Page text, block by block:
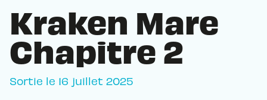
Kraken Mare
Chapitre 2
Sortie le 16 juillet 2025